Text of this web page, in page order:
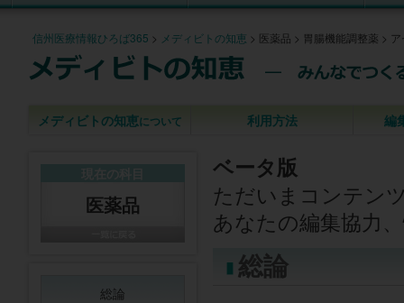
信州医療情報ひろば365 > メディビトの知恵 > 医薬品 > 胃腸機能調整薬 >
メディビトの知恵について 利用方法 編
ベータ版
ただいまコンテン
あなたの編集協力
総論
医薬品
総論